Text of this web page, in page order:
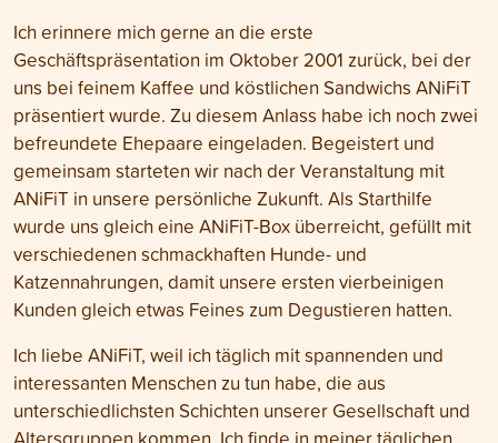
Ich erinnere mich gerne an die erste
Geschäftspräsentation im Oktober 2001 zurück, bei der
uns bei feinem Kaffee und köstlichen Sandwichs ANiFiT
präsentiert wurde. Zu diesem Anlass habe ich noch zwei
befreundete Ehepaare eingeladen. Begeistert und
gemeinsam starteten wir nach der Veranstaltung mit
ANiFiT in unsere persönliche Zukunft. Als Starthilfe
wurde uns gleich eine ANiFiT-Box überreicht, gefüllt mit
verschiedenen schmackhaften Hunde- und
Katzennahrungen, damit unsere ersten vierbeinigen
Kunden gleich etwas Feines zum Degustieren hatten.
Ich liebe ANiFiT, weil ich täglich mit spannenden und
interessanten Menschen zu tun habe, die aus
unterschiedlichsten Schichten unserer Gesellschaft und
Altersgruppen kommen. Ich finde in meiner täglichen